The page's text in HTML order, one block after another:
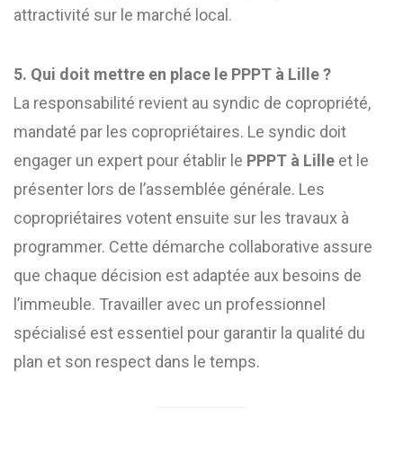
attractivité sur le marché local.
5. Qui doit mettre en place le PPPT à Lille ?
La responsabilité revient au syndic de copropriété,
mandaté par les copropriétaires. Le syndic doit
engager un expert pour établir le PPPT à Lille et le
présenter lors de l’assemblée générale. Les
copropriétaires votent ensuite sur les travaux à
programmer. Cette démarche collaborative assure
que chaque décision est adaptée aux besoins de
l’immeuble. Travailler avec un professionnel
spécialisé est essentiel pour garantir la qualité du
plan et son respect dans le temps.